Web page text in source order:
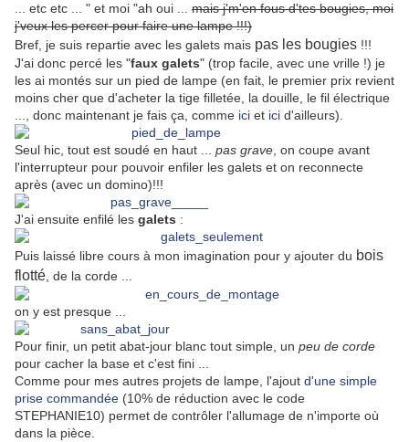
... etc etc ... " et moi "ah oui ... mais j'm'en fous d'tes bougies, moi
j'veux les percer pour faire une lampe !!!)
Bref, je suis repartie avec les galets mais pas les bougies !!!
J'ai donc percé les "faux galets" (trop facile, avec une vrille !) je
les ai montés sur un pied de lampe (en fait, le premier prix revient
moins cher que d'acheter la tige filletée, la douille, le fil électrique
..., donc maintenant je fais ça, comme ici et ici d'ailleurs).
Seul hic, tout est soudé en haut ... pas grave , on coupe avant
l'interrupteur pour pouvoir enfiler les galets et on reconnecte
après (avec un domino)!!!
J'ai ensuite enfilé les galets :
Puis laissé libre cours à mon imagination pour y ajouter du bois
flotté , de la corde ...
on y est presque ...
Pour finir, un petit abat-jour blanc tout simple, un peu de corde
pour cacher la base et c'est fini ...
Comme pour mes autres projets de lampe, l'ajout d'une simple
prise commandée (10% de réduction avec le code
STEPHANIE10) permet de contrôler l'allumage de n'importe où
dans la pièce.